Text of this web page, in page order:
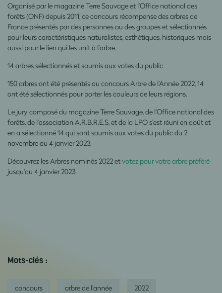
Organisé par le magazine Terre Sauvage et l’Office national des
forêts (ONF) depuis 2011, ce concours récompense des arbres de
France présentés par des personnes ou des groupes et sélectionnés
pour leurs caractéristiques naturalistes, esthétiques, historiques mais
aussi pour le lien qui les unit à l’arbre.
14 arbres sélectionnés et soumis aux votes du public
150 arbres ont été présentés au concours Arbre de l’Année 2022, 14
ont été sélectionnés pour porter les couleurs de leurs régions.
Le jury composé du magazine Terre Sauvage, de l'Office national des
forêts, de l'association A.R.B.R.E.S, et de la LPO s’est réuni en août et
en a sélectionné 14 qui sont soumis aux votes du public du 2
novembre au 4 janvier 2023.
Découvrez les Arbres nominés 2022 etvotez pour votre arbre préféré
jusqu'au 4 janvier 2023.
Mots-clés :
concours arbre de l'année 2022